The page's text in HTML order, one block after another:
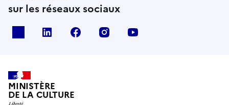
sur les réseaux sociaux
linkedin facebook instagram
MINISTÈRE
DE LA CULTURE